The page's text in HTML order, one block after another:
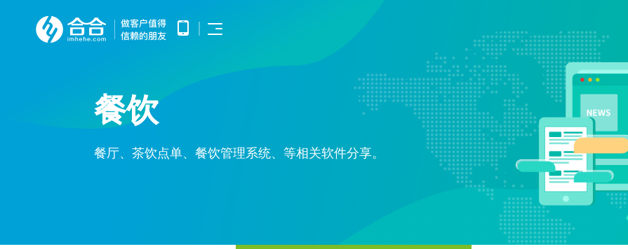
APP产品调研、需求分析、UE/UI
设计、产品研发、测试、部署上线
提供微信原生框架小程序开发技术
涵盖企业官网建设、HTML5应用
开发、手机微网站制作以及中大型
电子商务解决方案
为企业打造全方位线上交易与服务
平台
O2O解决方案
无缝连接线上与线下，打造一体化
消费体验
在线教育解决方案
构建高效便捷的远程学习平台
社交解决方案
构建高效互动的交流平台，拉近人
与人之间的距离
互联网金融解决方案
融合大数据风控，提升金融服务效
率，引领金融科技新时代
餐饮
餐厅、茶饮点单、餐饮管理系统、等相关软件分享。